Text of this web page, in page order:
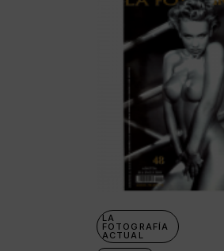
LA
FOTOGRAFÍA
ACTUAL